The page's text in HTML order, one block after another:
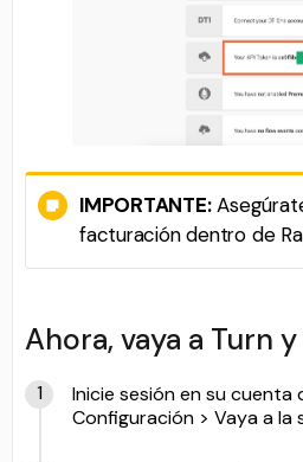
IMPORTANTE:
facturación dentro de
Ahora, vaya a Turn
Inicie sesión en su cuenta
Configuración > Vaya a la